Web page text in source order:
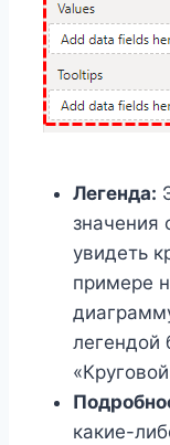
Легенда:
значения
увидеть
примере
легендой
какие-